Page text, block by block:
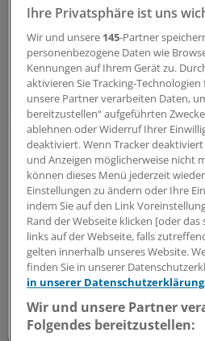
Ergänzung EAU-Leitlinie 2026
Neue Empfehlung zu HWI
Die EAU hat ihre HWI-Leitlinie
Änderungen betreffen
Therapie der Zystitis. Zudem
Antibiotikum als Mittel der 1.
ANZEIGE| MIP Pharma GmbH
Ihre Privatsphäre ist uns
Wir und unsere 145-Partner
personenbezogene Daten wie
Kennungen auf Ihrem Gerät zu.
aktivieren Sie Tracking-
unsere Partner verarbeiten Daten,
bereitzustellen“ aufgeführten
ablehnen oder Widerruf Ihrer
deaktiviert. Wenn Tracker
und Anzeigen möglicherweise nicht
können dieses Menü jederzeit
Einstellungen zu ändern oder Ihre
indem Sie auf den Link
Rand der Webseite klicken [oder
links auf der Webseite, falls
gelten innerhalb unseres Website.
finden Sie in unserer
in unserer
Wir und unsere Partner
Folgendes bereitzustellen: